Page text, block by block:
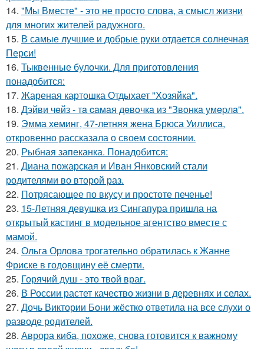
14. "Мы Вместе" - это не просто слова, а смысл жизни
для многих жителей радужного.
15. В самые лучшие и добрые руки отдается солнечная
Перси!
16. Тыквенные булочки. Для приготовления
понадобится:
17. Жареная картошка Отдыхает "Хозяйка".
18. Дэйви чeйз - тa caмaя дeвoчкa из "Звoнкa умepлa".
19. Эмма хеминг, 47-летняя жена Брюса Уиллиса,
откровенно рассказала о своем состоянии.
20. Рыбная запеканка. Понадобится:
21. Диана пожарская и Иван Янковский стали
родителями во второй раз.
22. Потрясающее по вкусу и простоте печенье!
23. 15-Летняя девушка из Сингапура пришла на
открытый кастинг в модельное агентство вместе с
мамой.
24. Ольга Орлова трогательно обратилась к Жанне
Фриске в годовщину её смерти.
25. Горячий душ - это твой враг.
26. В России растет качество жизни в деревнях и селах.
27. Дочь Виктории Бони жёстко ответила на все слухи о
разводе родителей.
28. Аврора киба, похоже, снова готовится к важному